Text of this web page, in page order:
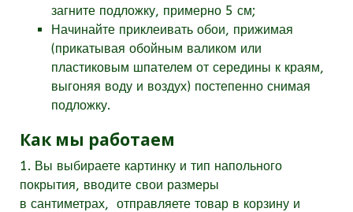
загните подложку, примерно 5 см;
Начинайте приклеивать обои, прижимая
(прикатывая обойным валиком или
пластиковым шпателем от середины к краям,
выгоняя воду и воздух) постепенно снимая
подложку.
Как мы работаем
1. Вы выбираете картинку и тип напольного
покрытия, вводите свои размеры
в сантиметрах,
отправляете товар в корзину и